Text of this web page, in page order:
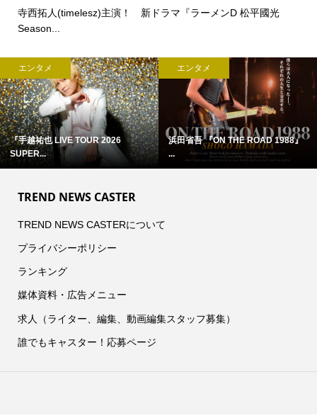
寺西拓人(timelesz)主演！ 新ドラマ『ラーメンD 松平國光
Season...
エンタメ
『手越祐也 LIVE TOUR 2026
SUPER...
エンタメ
浜田省吾 『ON THE ROAD 1988』
...
TREND NEWS CASTER
TREND NEWS CASTERについて
プライバシーポリシー
ランキング
媒体資料・広告メニュー
求人（ライター、編集、動画編集スタッフ募集）
誰でもキャスター！応募ページ